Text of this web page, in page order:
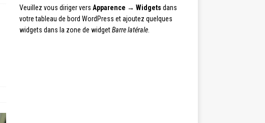
Veuillez vous diriger vers Apparence → Widgets dans
votre tableau de bord WordPress et ajoutez quelques
widgets dans la zone de widgetBarre latérale.